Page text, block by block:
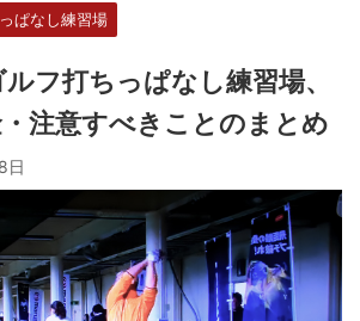
ぱなし練習場
フ打ちっぱなし練習場、
注意すべきことのまとめ
日